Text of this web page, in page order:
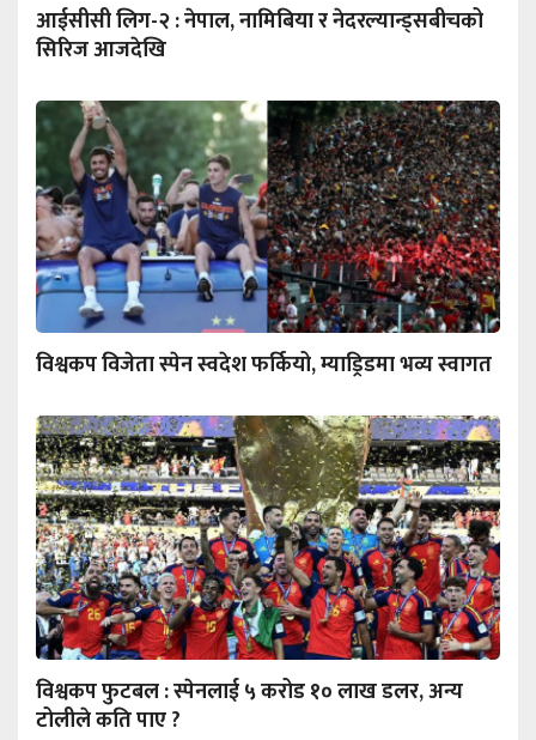
आईसीसी लिग-२ : नेपाल, नामिबिया र नेदरल्यान्ड्सबीचको
सिरिज आजदेखि
विश्वकप विजेता स्पेन स्वदेश फर्कियो, म्याड्रिडमा भव्य स्वागत
विश्वकप फुटबल : स्पेनलाई ५ करोड १० लाख डलर, अन्य
टोलीले कति पाए ?